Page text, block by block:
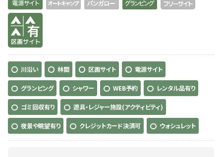
有り
川沿い 林間 区画サイト 電源サイト
グランピング シャワー WEB予約 レンタル品有り
ゴミ回収有り 遊具・レジャー施設(アクティビティ)
夜景や眺望有り クレジットカード決済可 ウォシュレット